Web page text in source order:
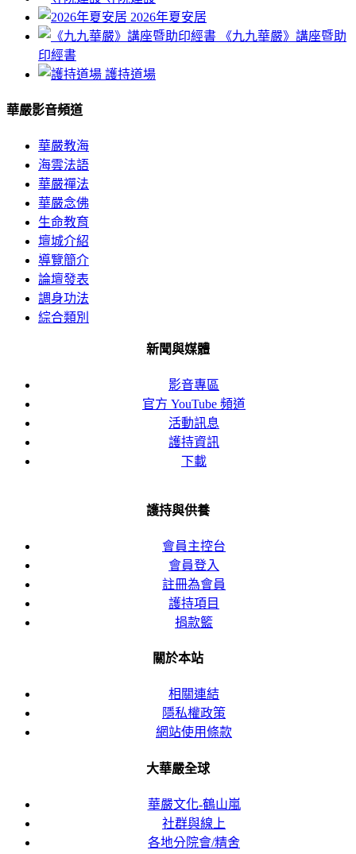
圍：
2026年夏安居
《九九華嚴》講座暨助
印經書
護持道場
華嚴影音頻道
華嚴教海
海雲法語
華嚴禪法
華嚴念佛
生命教育
壇城介紹
導覽簡介
論壇發表
調身功法
綜合類別
新聞與媒體
影音專區
官方 YouTube 頻道
活動訊息
護持資訊
下載
護持與供養
會員主控台
會員登入
註冊為會員
護持項目
捐款籃
關於本站
相關連結
隱私權政策
網站使用條款
大華嚴全球
華嚴文化-鶴山嵐
社群與線上
各地分院會/精舍